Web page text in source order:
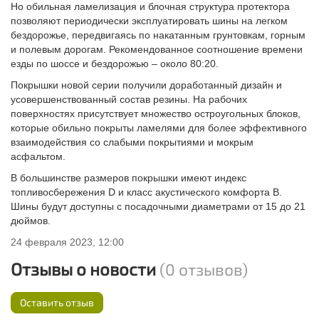
Но обильная ламелизация и блочная структура протектора
позволяют периодически эксплуатировать шины на легком
бездорожье, передвигаясь по накатанным грунтовкам, горным
и полевым дорогам. Рекомендованное соотношение времени
езды по шоссе и бездорожью – около 80:20.
Покрышки новой серии получили доработанный дизайн и
усовершенствованный состав резины. На рабочих
поверхностях присутствует множество остроугольных блоков,
которые обильно покрыты ламелями для более эффективного
взаимодействия со слабыми покрытиями и мокрым
асфальтом.
В большинстве размеров покрышки имеют индекс
топливосбережения D и класс акустического комфорта B.
Шины будут доступны с посадочными диаметрами от 15 до 21
дюймов.
24 февраля 2023, 12:00
Отзывы о новости (0 отзывов)
Оставить отзыв